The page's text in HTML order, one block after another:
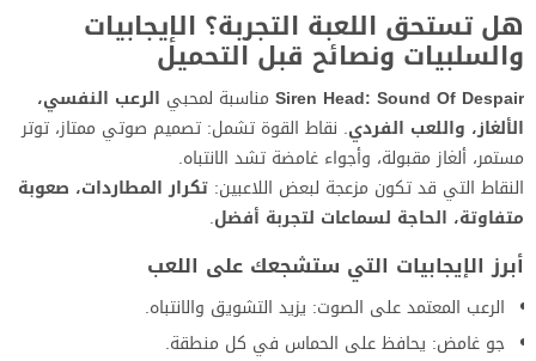
هل تستحق اللعبة التجربة؟ الإيجابيات
والسلبيات ونصائح قبل التحميل
Siren Head: Sound Of Despair مناسبة لمحبي الرعب النفسي،
الألغاز، واللعب الفردي. نقاط القوة تشمل: تصميم صوتي ممتاز، توتر
مستمر، ألغاز مقبولة، وأجواء غامضة تشد الانتباه.
النقاط التي قد تكون مزعجة لبعض اللاعبين: تكرار المطاردات، صعوبة
متفاوتة، الحاجة لسماعات لتجربة أفضل.
أبرز الإيجابيات التي ستشجعك على اللعب
الرعب المعتمد على الصوت: يزيد التشويق والانتباه.
جو غامض: يحافظ على الحماس في كل منطقة.